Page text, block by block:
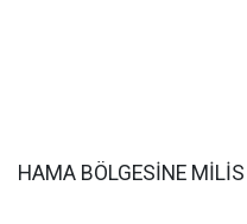
HAMA BÖLGESİNE